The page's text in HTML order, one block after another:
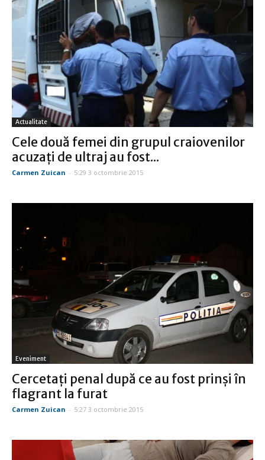
Actualitate
Cele două femei din grupul craiovenilor
acuzaţi de ultraj au fost...
Carmen Zuican - 5:29 3 octombrie 2015
Eveniment
Cercetaţi penal după ce au fost prinşi în
flagrant la furat
Carmen Zuican - 5:27 3 octombrie 2015